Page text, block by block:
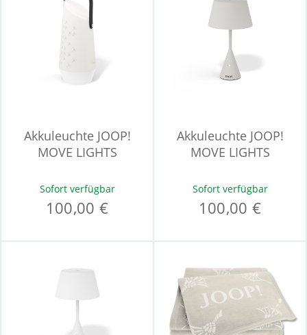
Akkuleuchte JOOP!
MOVE LIGHTS
Sofort verfügbar
100,00 €
Akkuleuchte JOOP!
MOVE LIGHTS
Sofort verfügbar
100,00 €